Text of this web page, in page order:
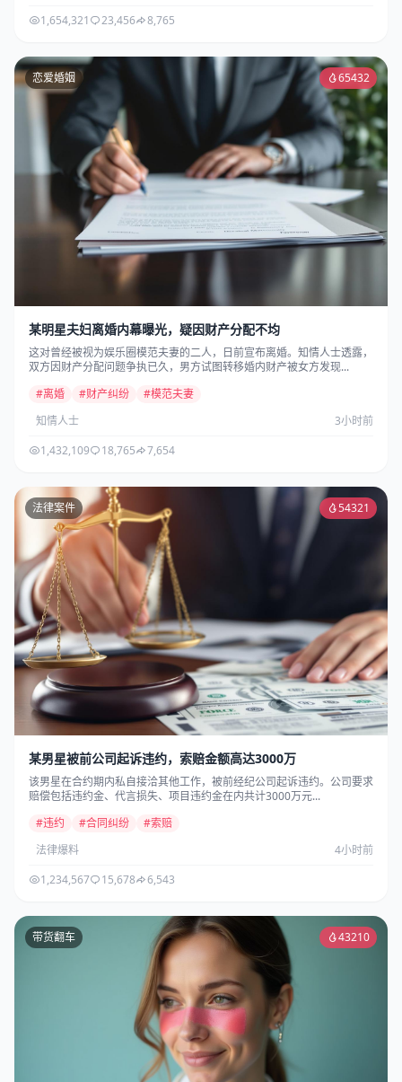
1,654,321
23,456 8,765
恋爱婚姻 65432
某明星夫妇离婚内幕曝光，疑因财产分配不均
这对曾经被视为娱乐圈模范夫妻的二人，日前宣布离婚。知情人士透露，
双方因财产分配问题争执已久，男方试图转移婚内财产被女方发现...
#离婚
#财产纠纷
#模范夫妻
知情人士
3小时前
1,432,109
18,765 7,654
法律案件 54321
某男星被前公司起诉违约，索赔金额高达3000万
该男星在合约期内私自接洽其他工作，被前经纪公司起诉违约。公司要求
赔偿包括违约金、代言损失、项目违约金在内共计3000万元...
#违约
#合同纠纷
#索赔
法律爆料
4小时前
1,234,567
15,678 6,543
带货翻车 43210